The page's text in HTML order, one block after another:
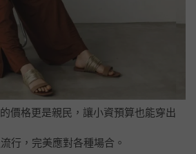
價格更是親民，讓小資預算也能穿出
行，完美應對各種場合。